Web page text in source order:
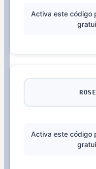
Activa este código
Activa este código